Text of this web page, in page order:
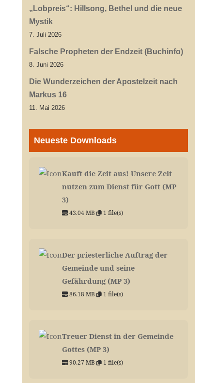
„Lobpreis“: Hillsong, Bethel und die neue
Mystik
7. Juli 2026
Falsche Propheten der Endzeit (Buchinfo)
8. Juni 2026
Die Wunderzeichen der Apostelzeit nach
Markus 16
11. Mai 2026
Neueste Downloads
Kauft die Zeit aus! Unsere Zeit
nutzen zum Dienst für Gott (MP
3)
43.04 MB 1 file(s)
Der priesterliche Auftrag der
Gemeinde und seine
Gefährdung (MP 3)
86.18 MB 1 file(s)
Treuer Dienst in der Gemeinde
Gottes (MP 3)
90.27 MB 1 file(s)